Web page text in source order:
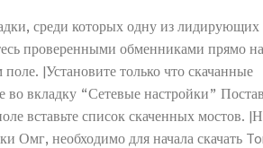
среди которых одну из лидирующих
проверенными обменниками прямо на
|Установите только что скачанные
вкладку “Сетевые настройки”
вставьте список скаченных мостов.
Омг, необходимо для начала скачать